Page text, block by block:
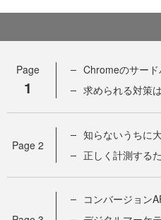
Page
1
Chromeのサー
求められる対策
Page 2
知らないうちに
正しく計測する
コンバージョン